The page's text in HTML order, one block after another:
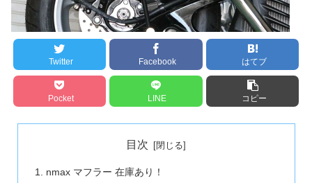
Twitter Facebook はてブ
Pocket LINE コピー
目次
nmax マフラー 在庫あり！